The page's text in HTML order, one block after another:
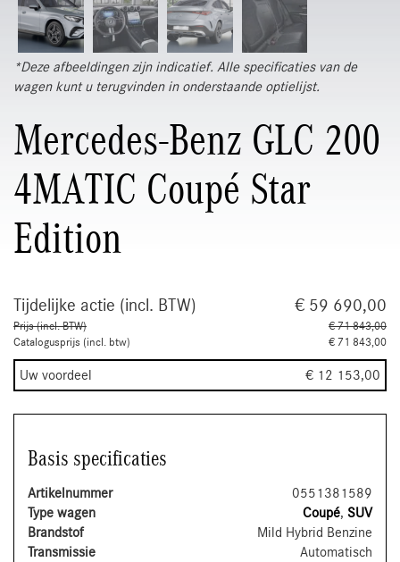
*Deze afbeeldingen zijn indicatief. Alle specificaties van de
wagen kunt u terugvinden in onderstaande optielijst.
Mercedes-Benz GLC 200
4MATIC Coupé Star
Edition
Tijdelijke actie (incl. BTW) € 59 690,00
Prijs (incl. BTW)
€ 71 843,00
Catalogusprijs (incl. btw)
€ 71 843,00
Uw voordeel € 12 153,00
Basis specificaties
Artikelnummer
0551381589
Type wagen
Coupé, SUV
Brandstof
Mild Hybrid Benzine
Transmissie
Automatisch